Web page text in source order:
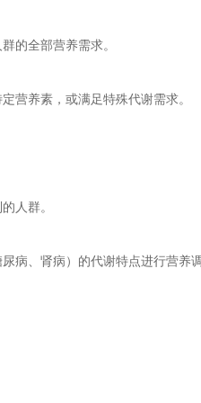
的全部营养需求。
营养素，或满足特殊代谢需求。
人群。
病、肾病）的代谢特点进行营养